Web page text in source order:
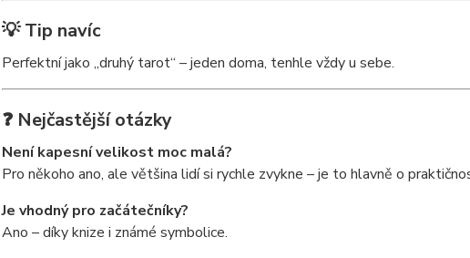
💡 Tip navíc
Perfektní jako „druhý tarot“ – jeden doma, tenhle vždy u sebe.
❓ Nejčastější otázky
Není kapesní velikost moc malá?
Pro někoho ano, ale většina lidí si rychle zvykne – je to hlavně o
Je vhodný pro začátečníky?
Ano – díky knize i známé symbolice.